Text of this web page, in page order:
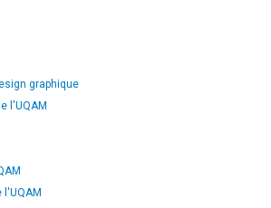
graphique
l'UQAM
l'UQAM